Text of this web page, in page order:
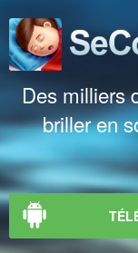
Des milliers
briller en